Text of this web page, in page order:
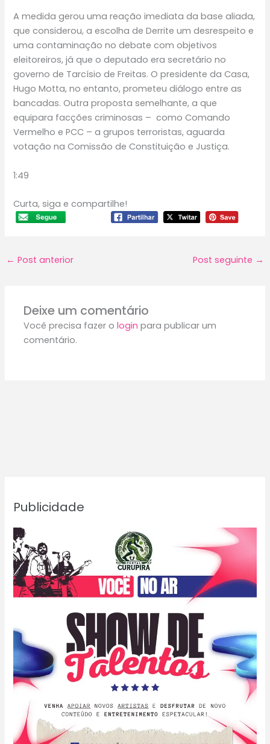
Publicidade
A medida gerou uma reação imediata da base aliada,
que considerou, a escolha de Derrite um desrespeito e
uma contaminação no debate com objetivos
eleitoreiros, já que o deputado era secretário no
governo de Tarcísio de Freitas. O presidente da Casa,
Hugo Motta, no entanto, prometeu diálogo entre as
bancadas. Outra proposta semelhante, a que
equipara facções criminosas – como Comando
Vermelho e PCC – a grupos terroristas, aguarda
votação na Comissão de Constituição e Justiça.
1:49
Curta, siga e compartilhe!
← Post anterior Post seguinte →
Deixe um comentário
Você precisa fazer ologin para publicar um
comentário.